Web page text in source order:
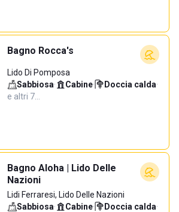
Bagno Rocca's
Lido Di Pomposa
Sabbiosa· Cabine· Doccia calda·
e altri 7…
Bagno Aloha | Lido Delle
Nazioni
Lidi Ferraresi, Lido Delle Nazioni
Sabbiosa· Cabine· Doccia calda·